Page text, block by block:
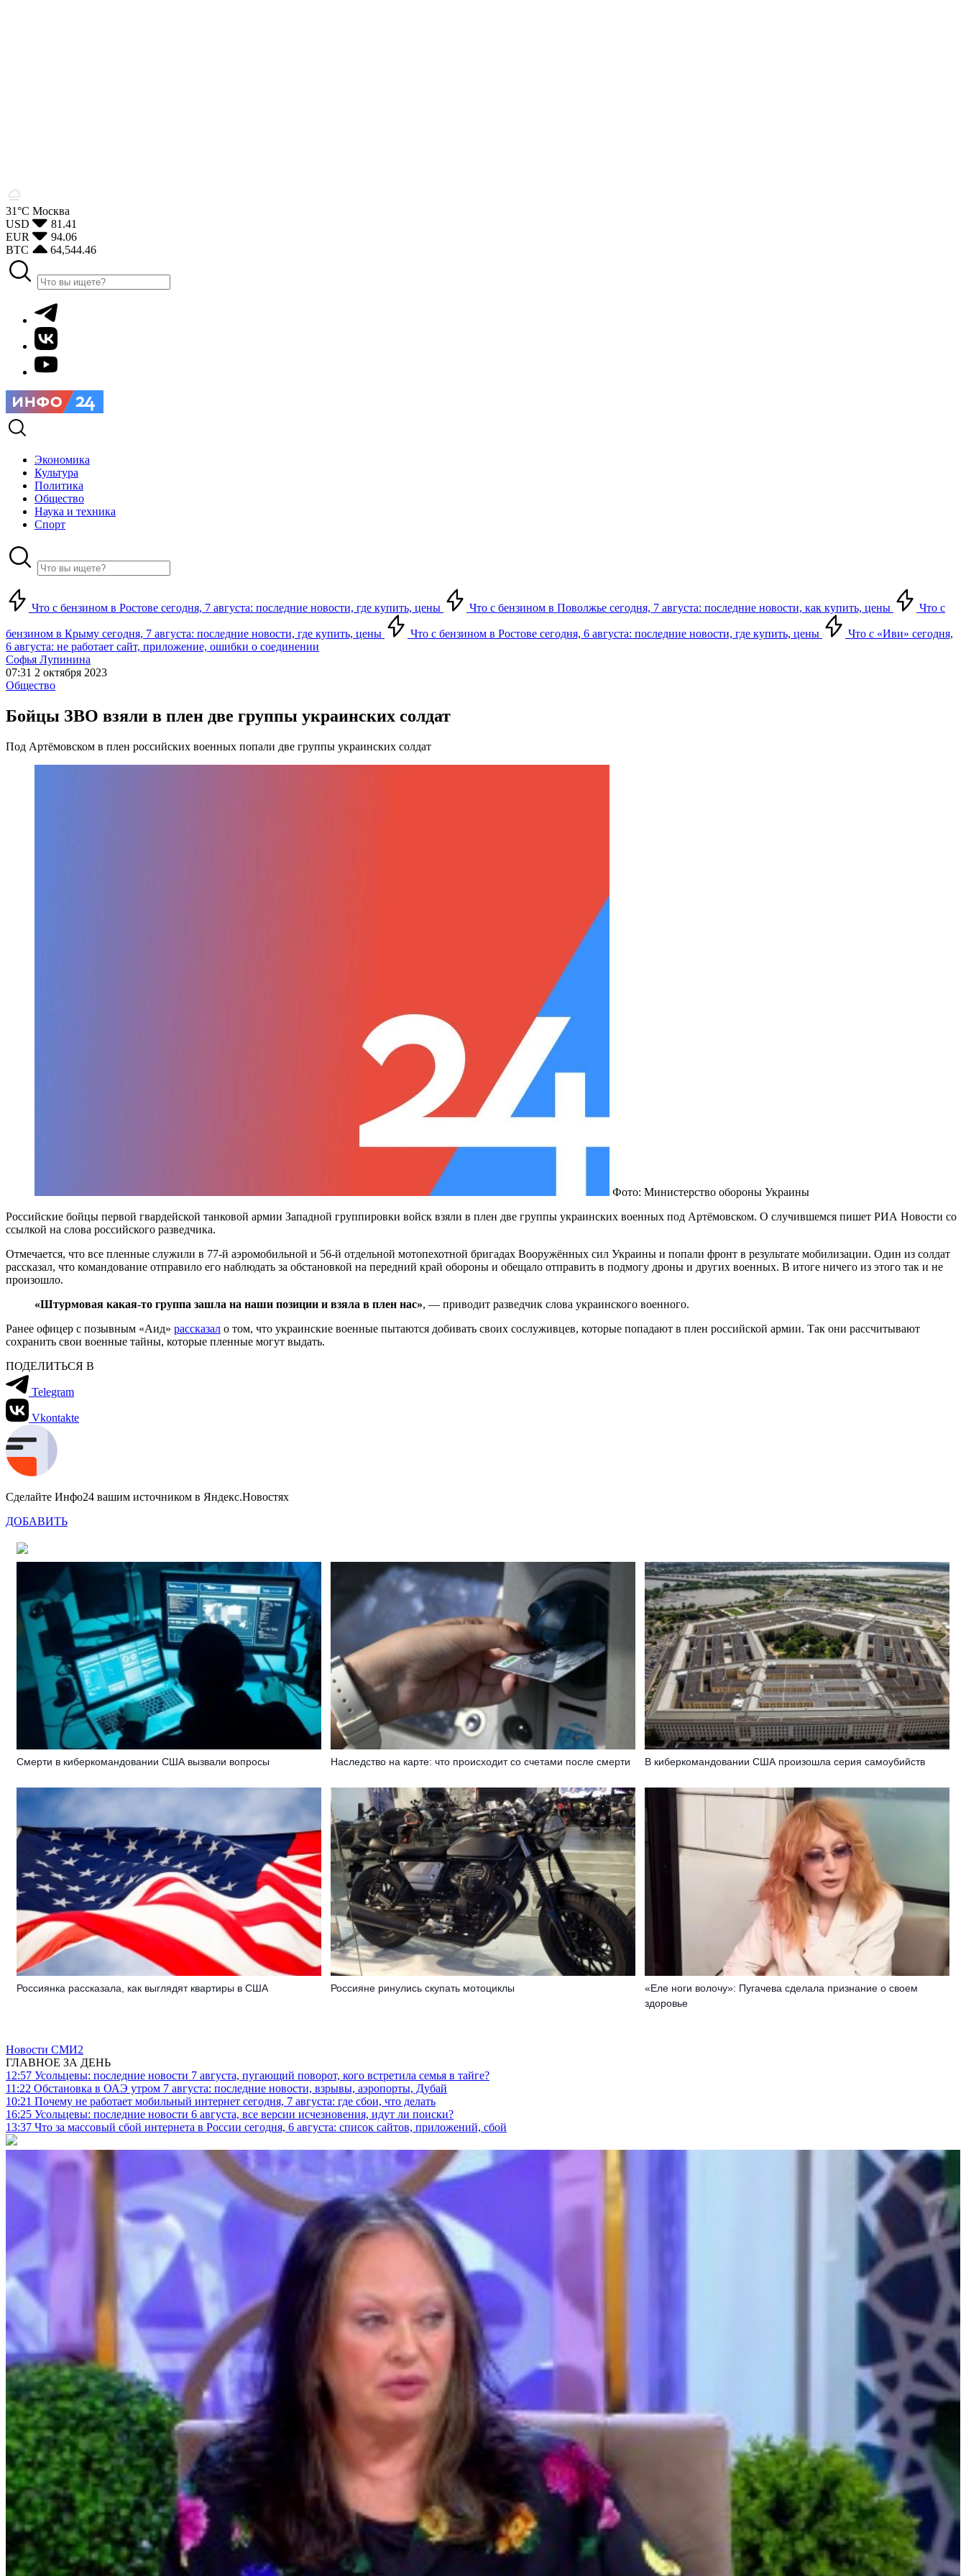
31°С Москва
USD
81.41
EUR
94.06
BTC
64,544.46
Экономика
Культура
Политика
Общество
Наука и техника
Спорт
Что с бензином в Ростове сегодня, 7 августа: последние новости, где купить, цены Что с бензином в Поволжье сегодня, 7 августа: последние новости, как купить, цены Что с
бензином в Крыму сегодня, 7 августа: последние новости, где купить, цены Что с бензином в Ростове сегодня, 6 августа: последние новости, где купить, цены
Что с «Иви» сегодня,
6 августа: не работает сайт, приложение, ошибки о соединении
Софья Лупинина
07:31 2 октября 2023
Общество
Бойцы ЗВО взяли в плен две группы украинских солдат
Под Артёмовском в плен российских военных попали две группы украинских солдат
Фото: Министерство обороны Украины
Российские бойцы первой гвардейской танковой армии Западной группировки войск взяли в плен две группы украинских военных под Артёмовском. О случившемся пишет РИА Новости со
ссылкой на слова российского разведчика.
Отмечается, что все пленные служили в 77-й аэромобильной и 56-й отдельной мотопехотной бригадах Вооружённых сил Украины и попали фронт в результате мобилизации. Один из солдат
рассказал, что командование отправило его наблюдать за обстановкой на передний край обороны и обещало отправить в подмогу дроны и других военных. В итоге ничего из этого так и не
произошло.
«Штурмовая какая-то группа зашла на наши позиции и взяла в плен нас», — приводит разведчик слова украинского военного.
Ранее офицер с позывным «Аид» рассказал о том, что украинские военные пытаются добивать своих сослуживцев, которые попадают в плен российской армии. Так они рассчитывают
сохранить свои военные тайны, которые пленные могут выдать.
ПОДЕЛИТЬСЯ В
Telegram
Vkontakte
Сделайте Инфо24 вашим источником в Яндекс.Новостях
ДОБАВИТЬ
Смерти в киберкомандовании США вызвали вопросы Наследство на карте: что происходит со счетами после смерти В киберкомандовании США произошла серия самоубийств
Россиянка рассказала, как выглядят квартиры в США Россияне ринулись скупать мотоциклы
«Еле ноги волочу»: Пугачева сделала признание о своем
здоровье
Новости СМИ2
ГЛАВНОЕ ЗА ДЕНЬ
12:57 Усольцевы: последние новости 7 августа, пугающий поворот, кого встретила семья в тайге?
11:22 Обстановка в ОАЭ утром 7 августа: последние новости, взрывы, аэропорты, Дубай
10:21 Почему не работает мобильный интернет сегодня, 7 августа: где сбои, что делать
16:25 Усольцевы: последние новости 6 августа, все версии исчезновения, идут ли поиски?
13:37 Что за массовый сбой интернета в России сегодня, 6 августа: список сайтов, приложений, сбой